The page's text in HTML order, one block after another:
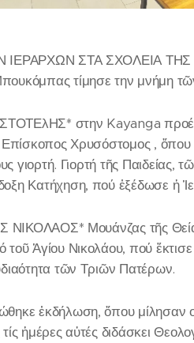
ΙΕΡΑΡΧΩΝ ΣΤΑ ΣΧΟΛΕΙΑ
τίμησε την μνήμη
στην Kayanga
Χρυσόστομος , ὅπου
γιορτή. Γιορτή τῆς
Κατήχηση, πού ἐξέδωσε ἡ
ΝΙΚΟΛΑΟΣ* Μουάνζας τῆς
Ἁγίου Νικολάου, πού
τῶν Τριῶν Πατέρων.
ἐκδήλωση, ὅπου μίλησαν
ἡμέρες αὐτές διδάσκει